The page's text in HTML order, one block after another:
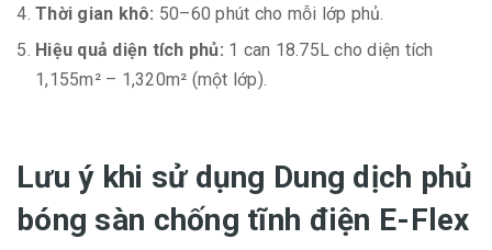
Thời gian khô: 50–60 phút cho mỗi lớp phủ.
Hiệu quả diện tích phủ: 1 can 18.75L cho diện tích
1,155m² – 1,320m² (một lớp).
Lưu ý khi sử dụng Dung dịch phủ
bóng sàn chống tĩnh điện E-Flex